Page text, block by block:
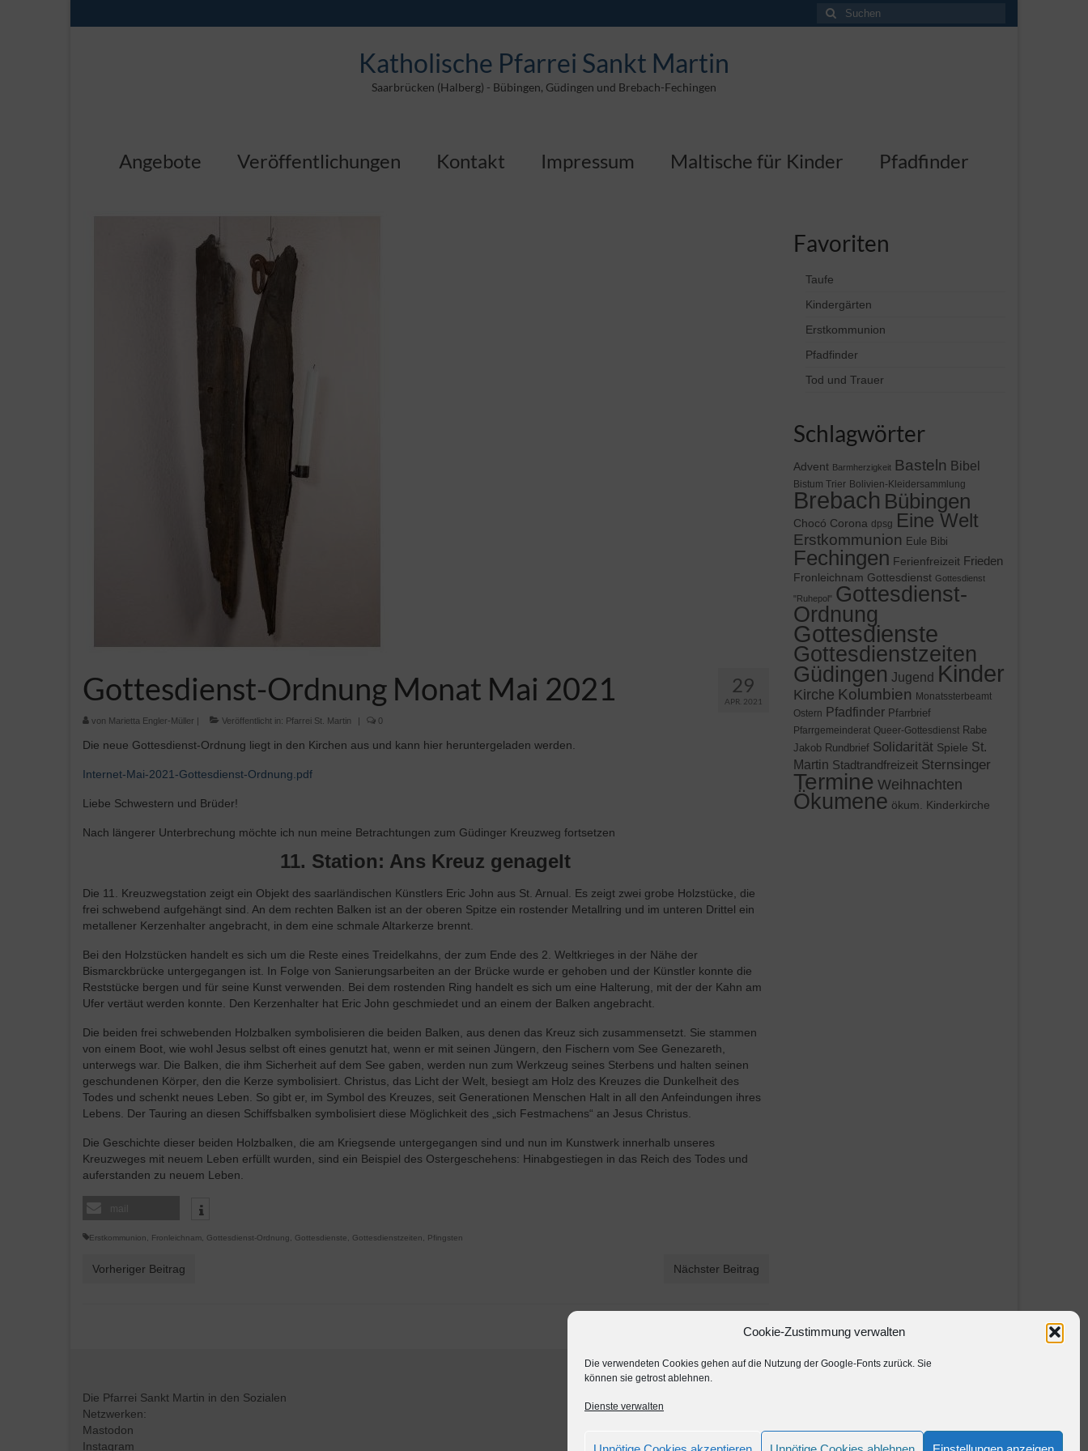
Cookie-Zustimmung verwalten
Die verwendeten Cookies gehen auf die Nutzung der Google-Fonts zurück. Sie
können sie getrost ablehnen.
Dienste verwalten
Suchen
nach:
Katholische Pfarrei Sankt Martin
Saarbrücken (Halberg) - Bübingen, Güdingen und Brebach-Fechingen
Angebote Veröffentlichungen Kontakt Impressum Maltische für Kinder Pfadfinder
29
APR. 2021
Gottesdienst-Ordnung Monat Mai 2021
von Marietta Engler-Müller | Veröffentlicht in: Pfarrei St. Martin | 0
Die neue Gottesdienst-Ordnung liegt in den Kirchen aus und kann hier heruntergeladen werden.
Internet-Mai-2021-Gottesdienst-Ordnung.pdf
Liebe Schwestern und Brüder!
Nach längerer Unterbrechung möchte ich nun meine Betrachtungen zum Güdinger Kreuzweg fortsetzen
11. Station: Ans Kreuz genagelt
Die 11. Kreuzwegstation zeigt ein Objekt des saarländischen Künstlers Eric John aus St. Arnual. Es zeigt zwei grobe Holzstücke, die
frei schwebend aufgehängt sind. An dem rechten Balken ist an der oberen Spitze ein rostender Metallring und im unteren Drittel ein
metallener Kerzenhalter angebracht, in dem eine schmale Altarkerze brennt.
Bei den Holzstücken handelt es sich um die Reste eines Treidelkahns, der zum Ende des 2. Weltkrieges in der Nähe der
Bismarckbrücke untergegangen ist. In Folge von Sanierungsarbeiten an der Brücke wurde er gehoben und der Künstler konnte die
Reststücke bergen und für seine Kunst verwenden. Bei dem rostenden Ring handelt es sich um eine Halterung, mit der der Kahn am
Ufer vertäut werden konnte. Den Kerzenhalter hat Eric John geschmiedet und an einem der Balken angebracht.
Die beiden frei schwebenden Holzbalken symbolisieren die beiden Balken, aus denen das Kreuz sich zusammensetzt. Sie stammen
von einem Boot, wie wohl Jesus selbst oft eines genutzt hat, wenn er mit seinen Jüngern, den Fischern vom See Genezareth,
unterwegs war. Die Balken, die ihm Sicherheit auf dem See gaben, werden nun zum Werkzeug seines Sterbens und halten seinen
geschundenen Körper, den die Kerze symbolisiert. Christus, das Licht der Welt, besiegt am Holz des Kreuzes die Dunkelheit des
Todes und schenkt neues Leben. So gibt er, im Symbol des Kreuzes, seit Generationen Menschen Halt in all den Anfeindungen ihres
Lebens. Der Tauring an diesen Schiffsbalken symbolisiert diese Möglichkeit des „sich Festmachens“ an Jesus Christus.
Die Geschichte dieser beiden Holzbalken, die am Kriegsende untergegangen sind und nun im Kunstwerk innerhalb unseres
Kreuzweges mit neuem Leben erfüllt wurden, sind ein Beispiel des Ostergeschehens: Hinabgestiegen in das Reich des Todes und
auferstanden zu neuem Leben.
Erstkommunion Fronleichnam Gottesdienst-Ordnung Gottesdienste Gottesdienstzeiten Pfingsten
Vorheriger Beitrag Nächster Beitrag
Favoriten
Taufe
Kindergärten
Erstkommunion
Pfadfinder
Tod und Trauer
Schlagwörter
Advent Barmherzigkeit Basteln Bibel
Bistum Trier Bolivien-Kleidersammlung
Brebach Bübingen
Chocó Corona dpsg Eine Welt
Erstkommunion Eule Bibi
Fechingen Ferienfreizeit Frieden
Fronleichnam Gottesdienst Gottesdienst
"Ruhepol" Gottesdienst-
Ordnung
Gottesdienste
Gottesdienstzeiten
Güdingen Jugend Kinder
Kirche Kolumbien Monatssterbeamt
Ostern Pfadfinder Pfarrbrief
Pfarrgemeinderat Queer-Gottesdienst Rabe
Jakob Rundbrief Solidarität Spiele St.
Martin Stadtrandfreizeit Sternsinger
Termine Weihnachten
Ökumene ökum. Kinderkirche
Die Pfarrei Sankt Martin in den Sozialen
Netzwerken:
Mastodon
Instagram